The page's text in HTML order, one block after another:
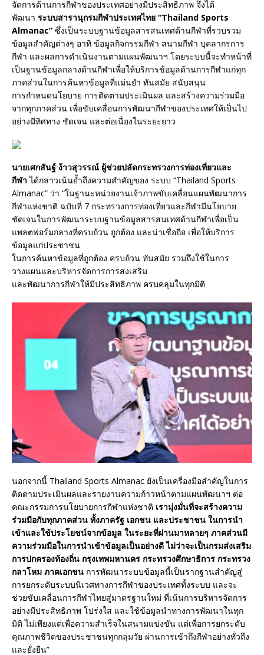
จัดการด้านการกีฬาของประเทศอย่างมีประสิทธิภาพ จึงได้
พัฒนา ระบบสารานุกรมกีฬาประเทศไทย “Thailand Sports
Almanac” ซึ่งเป็นระบบฐานข้อมูลสารสนเทศด้านกีฬาที่รวบรวม
ข้อมูลสำคัญต่างๆ อาทิ ข้อมูลกิจกรรมกีฬา สนามกีฬา บุคลากรการ
กีฬา และผลการดำเนินงานตามแผนพัฒนาฯ โดยระบบนี้จะทำหน้าที่
เป็นฐานข้อมูลกลางด้านกีฬาเพื่อให้บริการข้อมูลด้านการกีฬาแก่ทุก
ภาคส่วนในการค้นหาข้อมูลที่แม่นยำ ทันสมัย สนับสนุน
การกำหนดนโยบาย การติดตามประเมินผล และสร้างความร่วมมือ
จากทุกภาคส่วน เพื่อขับเคลื่อนการพัฒนากีฬาของประเทศให้เป็นไป
อย่างมีทิศทาง ชัดเจน และต่อเนื่องในระยะยาว
นายเศกสันฐ์ ง้าวสุวรรณ์ ผู้ช่วยปลัดกระทรวงการท่องเที่ยวและ
กีฬา ได้กล่าวเน้นย้ำถึงความสำคัญของ ระบบ “Thailand Sports
Almanac” ว่า “ในฐานะหน่วยงานเจ้าภาพขับเคลื่อนแผนพัฒนาการ
กีฬาแห่งชาติ ฉบับที่ 7 กระทรวงการท่องเที่ยวและกีฬามีนโยบาย
ชัดเจนในการพัฒนาระบบฐานข้อมูลสารสนเทศด้านกีฬาเพื่อเป็น
แพลตฟอร์มกลางที่ครบถ้วน ถูกต้อง และน่าเชื่อถือ เพื่อให้บริการ
ข้อมูลแก่ประชาชน
ในการค้นหาข้อมูลที่ถูกต้อง ครบถ้วน ทันสมัย รวมถึงใช้ในการ
วางแผนและบริหารจัดการการส่งเสริม
และพัฒนาการกีฬาให้มีประสิทธิภาพ ครบคลุมในทุกมิติ
นอกจากนี้ Thailand Sports Almanac ยังเป็นเครื่องมือสำคัญในการ
ติดตามประเมินผลและรายงานความก้าวหน้าตามแผนพัฒนาฯ ต่อ
คณะกรรมการนโยบายการกีฬาแห่งชาติ เรามุ่งมั่นที่จะสร้างความ
ร่วมมือกับทุกภาคส่วน ทั้งภาครัฐ เอกชน และประชาชน ในการนำ
เข้าและใช้ประโยชน์จากข้อมูล ในระยะที่ผ่านมาหลายๆ ภาคส่วนมี
ความร่วมมือในการนำเข้าข้อมูลเป็นอย่างดี ไม่ว่าจะเป็นกรมส่งเสริม
การปกครองท้องถิ่น กรุงเทพมหานคร กระทรวงศึกษาธิการ กระทรวง
กลาโหม ภาคเอกชน การพัฒนาระบบข้อมูลนี้เป็นรากฐานสำคัญสู่
การยกระดับระบบนิเวศทางการกีฬาของประเทศทั้งระบบ และจะ
ช่วยขับเคลื่อนการกีฬาไทยสู่มาตรฐานใหม่ ที่เน้นการบริหารจัดการ
อย่างมีประสิทธิภาพ โปร่งใส และใช้ข้อมูลนำทางการพัฒนาในทุก
มิติ ไม่เพียงแต่เพื่อความสำเร็จในสนามแข่งขัน แต่เพื่อการยกระดับ
คุณภาพชีวิตของประชาชนทุกกลุ่มวัย ผ่านการเข้าถึงกีฬาอย่างทั่วถึง
และยั่งยืน”